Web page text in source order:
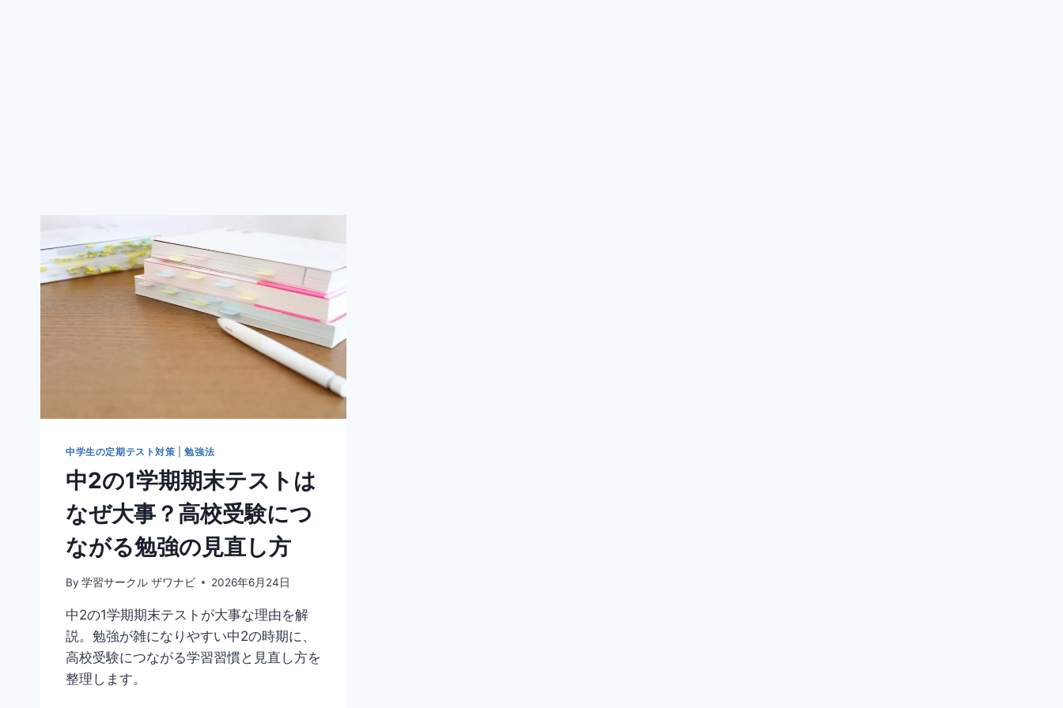
中学生の定期テスト対策 |勉強法
中2の1学期期末テストは
なぜ大事？高校受験につ
ながる勉強の見直し方
By 学習サークル ザワナビ 2026年6月24日
中2の1学期期末テストが大事な理由を解
説。勉強が雑になりやすい中2の時期に、
高校受験につながる学習習慣と見直し方を
整理します。